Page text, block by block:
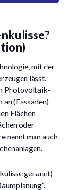
mit der
lässt.
Photovoltaik-
an (Fassaden)
Flächen
oder
nennt man auch
genannt)